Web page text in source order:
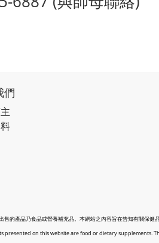
們
售的產品乃食品或營養補充品。本網站之內容旨在告知有關保
presented on this website are food or dietary supplements.